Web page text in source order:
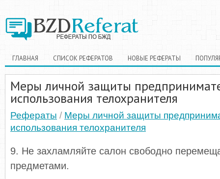
ГЛАВНАЯ СПИСОК РЕФЕРАТОВ НОВЫЕ РЕФЕРАТЫ
Меры личной защиты
использования телохранителя
Рефераты / Меры личной защиты
использования телохранителя
9. Не захламляйте салон свободно
предметами.